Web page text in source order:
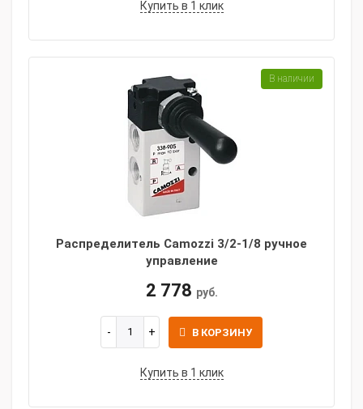
Купить в 1 клик
Распределитель Camozzi 3/2-1/8 ручное
управление
2 778 руб.
В КОРЗИНУ
Купить в 1 клик
В наличии